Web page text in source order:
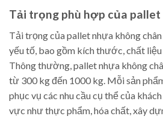
Tải trọng phù hợp của
Tải trọng của pallet nhựa không
yếu tố, bao gồm kích thước, chất
Thông thường, pallet nhựa không
từ 300 kg đến 1000 kg. Mỗi sản
phục vụ các nhu cầu cụ thể của
vực như thực phẩm, hóa chất, xây